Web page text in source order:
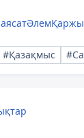
ӘлемҚаржы
#Қазақмыс